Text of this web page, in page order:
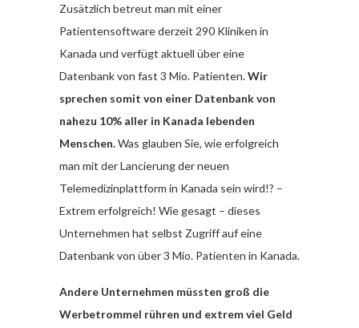
Zusätzlich betreut man mit einer
Patientensoftware derzeit 290 Kliniken in
Kanada und verfügt aktuell über eine
Datenbank von fast 3 Mio. Patienten.Wir
sprechen somit von einer Datenbank von
nahezu 10% aller in Kanada lebenden
Menschen.Was glauben Sie, wie erfolgreich
man mit der Lancierung der neuen
Telemedizinplattform in Kanada sein wird!? –
Extrem erfolgreich! Wie gesagt – dieses
Unternehmen hat selbst Zugriff auf eine
Datenbank von über 3 Mio. Patienten in Kanada.
Andere Unternehmen müssten groß die
Werbetrommel rühren und extrem viel Geld